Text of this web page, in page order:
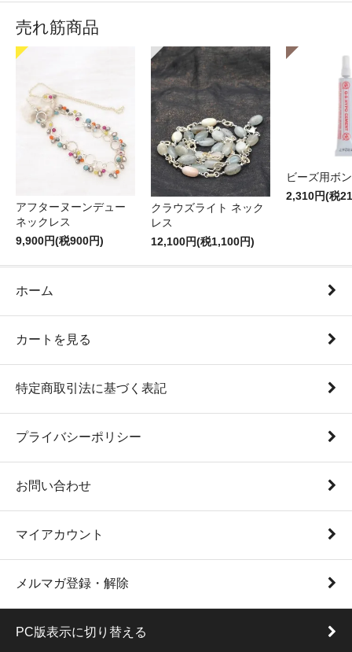
売れ筋商品
アフターヌーンデュー
ネックレス
9,900円(税900円)
クラウズライト ネック
レス
12,100円(税1,100円)
ビーズ用ボ
2,310円(税
ホーム
カートを見る
特定商取引法に基づく表記
プライバシーポリシー
お問い合わせ
マイアカウント
メルマガ登録・解除
PC版表示に切り替える